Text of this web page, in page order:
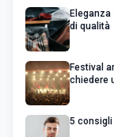
Eleganza
di qualità
Festival
chiedere
5 consigli